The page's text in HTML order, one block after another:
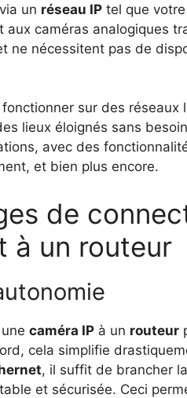
un réseau IP tel que
aux caméras analogiques
ne nécessitent pas de
sur des
lieux éloignés sans
avec des
et bien plus encore.
de
à un routeur
caméra IP à un routeur
cela simplifie
, il suffit de brancher
et sécurisée. Ceci